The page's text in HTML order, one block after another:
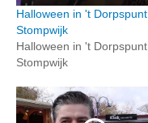
Halloween in 't Dorpspunt
Stompwijk
Halloween in 't Dorpspunt
Stompwijk